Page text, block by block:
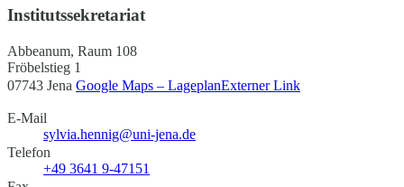
Institutssekretariat
Abbeanum, Raum 108
Fröbelstieg 1
07743 Jena Google Maps – LageplanExterner Link
E-Mail
sylvia.hennig@uni-jena.de
Telefon
+49 3641 9-47151